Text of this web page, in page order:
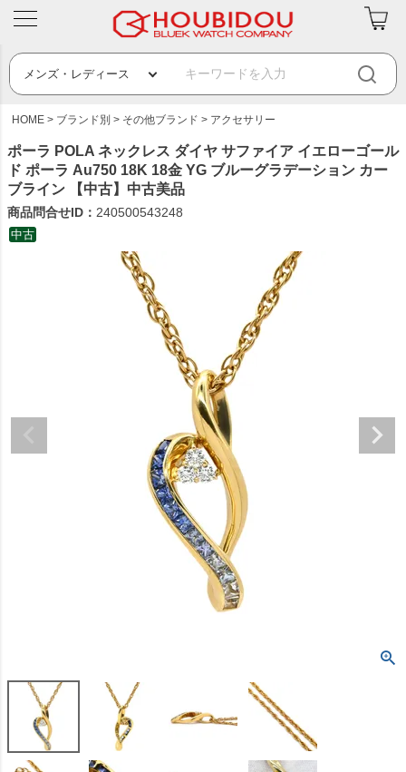
HOME ブランド別 その他ブランド アクセサリー
ポーラ POLA ネックレス ダイヤ サファイア イエローゴール
ド ポーラ Au750 18K 18金 YG ブルーグラデーション カー
ブライン 【中古】中古美品
商品問合せID： 240500543248
中古